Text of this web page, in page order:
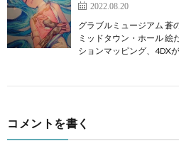
2022.08.20
グラブルミュージアム 蒼
ミッドタウン・ホール 絵
ションマッピング、4DX
コメントを書く